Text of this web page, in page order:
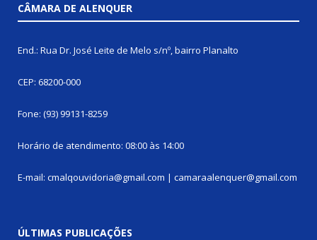
CÂMARA DE ALENQUER
End.: Rua Dr. José Leite de Melo s/nº, bairro Planalto
CEP: 68200-000
Fone: (93) 99131-8259
Horário de atendimento: 08:00 às 14:00
E-mail: cmalqouvidoria@gmail.com | camaraalenquer@gmail.com
ÚLTIMAS PUBLICAÇÕES